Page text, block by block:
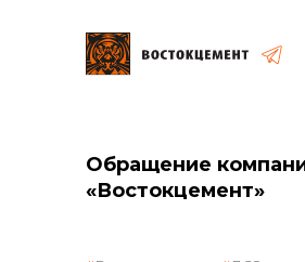
общая информация
Обращение
«Востокцемент»